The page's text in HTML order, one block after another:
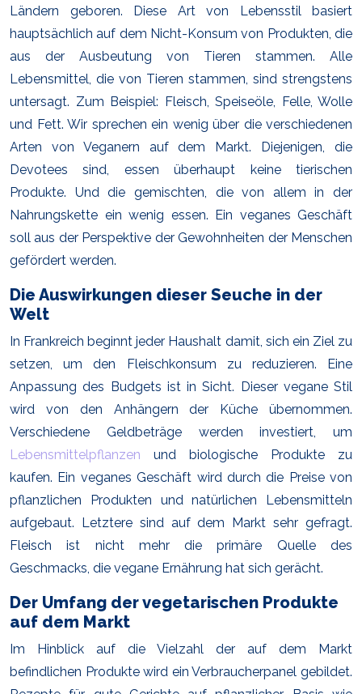
Ländern geboren. Diese Art von Lebensstil basiert
hauptsächlich auf dem Nicht-Konsum von Produkten, die
aus der Ausbeutung von Tieren stammen. Alle
Lebensmittel, die von Tieren stammen, sind strengstens
untersagt. Zum Beispiel: Fleisch, Speiseöle, Felle, Wolle
und Fett. Wir sprechen ein wenig über die verschiedenen
Arten von Veganern auf dem Markt. Diejenigen, die
Devotees sind, essen überhaupt keine tierischen
Produkte. Und die gemischten, die von allem in der
Nahrungskette ein wenig essen. Ein veganes Geschäft
soll aus der Perspektive der Gewohnheiten der Menschen
gefördert werden.
Die Auswirkungen dieser Seuche in der
Welt
In Frankreich beginnt jeder Haushalt damit, sich ein Ziel zu
setzen, um den Fleischkonsum zu reduzieren. Eine
Anpassung des Budgets ist in Sicht. Dieser vegane Stil
wird von den Anhängern der Küche übernommen.
Verschiedene Geldbeträge werden investiert, um
Lebensmittelpflanzen und biologische Produkte zu
kaufen. Ein veganes Geschäft wird durch die Preise von
pflanzlichen Produkten und natürlichen Lebensmitteln
aufgebaut. Letztere sind auf dem Markt sehr gefragt.
Fleisch ist nicht mehr die primäre Quelle des
Geschmacks, die vegane Ernährung hat sich gerächt.
Der Umfang der vegetarischen Produkte
auf dem Markt
Im Hinblick auf die Vielzahl der auf dem Markt
befindlichen Produkte wird ein Verbraucherpanel gebildet.